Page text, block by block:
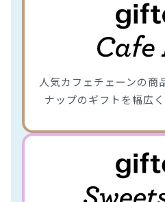
人気カフェチェーンの商
ナップのギフトを幅広